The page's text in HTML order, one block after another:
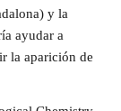
y la
ayudar a
la aparición de